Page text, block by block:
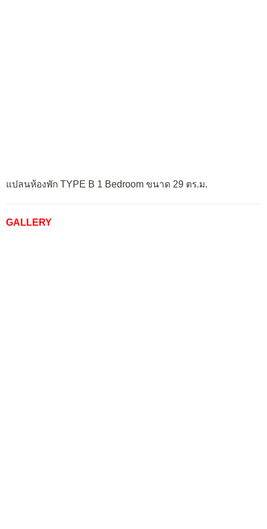
แปลนห้องพัก TYPE B 1 Bedroom ขนาด 29 ตร.ม.
GALLERY